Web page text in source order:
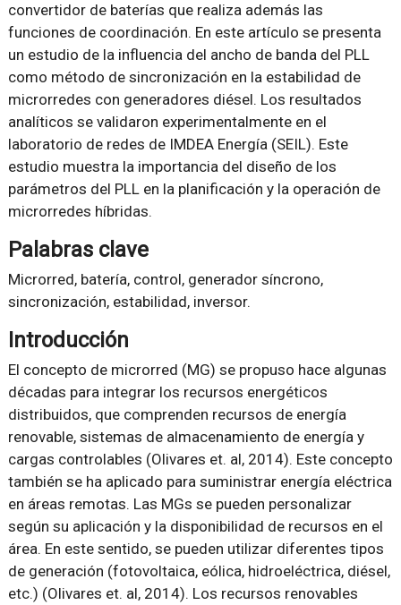
convertidor de baterías que realiza además las
funciones de coordinación. En este artículo se presenta
un estudio de la influencia del ancho de banda del PLL
como método de sincronización en la estabilidad de
microrredes con generadores diésel. Los resultados
analíticos se validaron experimentalmente en el
laboratorio de redes de IMDEA Energía (SEIL). Este
estudio muestra la importancia del diseño de los
parámetros del PLL en la planificación y la operación de
microrredes híbridas.
Palabras clave
Microrred, batería, control, generador síncrono,
sincronización, estabilidad, inversor.
Introducción
El concepto de microrred (MG) se propuso hace algunas
décadas para integrar los recursos energéticos
distribuidos, que comprenden recursos de energía
renovable, sistemas de almacenamiento de energía y
cargas controlables (Olivares et. al, 2014). Este concepto
también se ha aplicado para suministrar energía eléctrica
en áreas remotas. Las MGs se pueden personalizar
según su aplicación y la disponibilidad de recursos en el
área. En este sentido, se pueden utilizar diferentes tipos
de generación (fotovoltaica, eólica, hidroeléctrica, diésel,
etc.) (Olivares et. al, 2014). Los recursos renovables